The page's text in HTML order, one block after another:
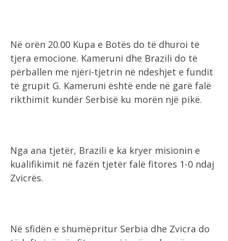
Në orën 20.00 Kupa e Botës do të dhuroi të
tjera emocione. Kameruni dhe Brazili do të
përballen me njëri-tjetrin në ndeshjet e fundit
të grupit G. Kameruni është ende në garë falë
rikthimit kundër Serbisë ku morën një pikë.
Nga ana tjetër, Brazili e ka kryer misionin e
kualifikimit në fazën tjetër falë fitores 1-0 ndaj
Zvicrës.
Në sfidën e shumëpritur Serbia dhe Zvicra do